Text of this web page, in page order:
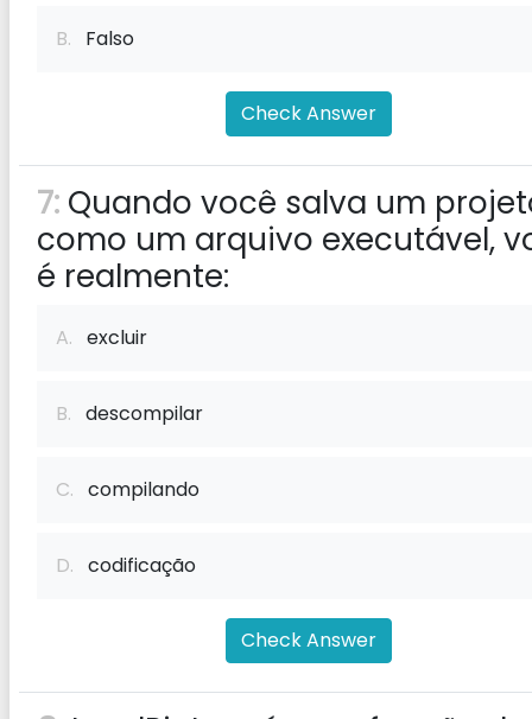
B. Falso
Check Answer
7: Quando você salva um
como um arquivo executável,
é realmente:
A. excluir
B. descompilar
C. compilando
D. codificação
Check Answer